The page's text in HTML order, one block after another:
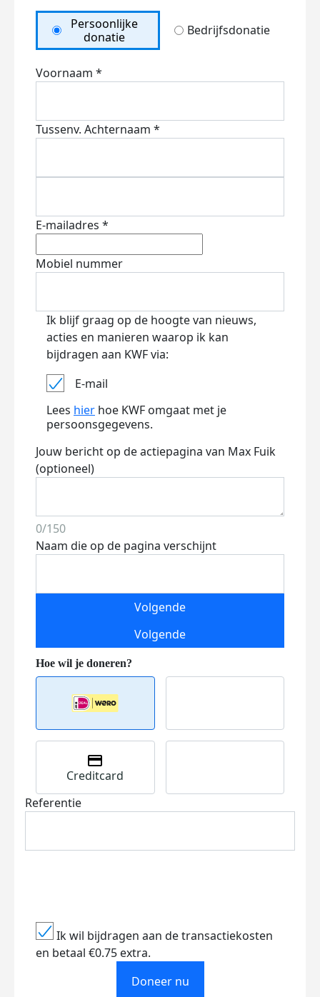
Persoonlijke
donatie
Bedrijfsdonatie
Voornaam *
Tussenv. Achternaam *
E-mailadres *
Mobiel nummer
Ik blijf graag op de hoogte van nieuws,
acties en manieren waarop ik kan
bijdragen aan KWF via:
E-mail
Lees hier hoe KWF omgaat met je
persoonsgegevens.
Jouw bericht op de actiepagina van Max Fuik
(optioneel)
0/150
Naam die op de pagina verschijnt
Volgende
Volgende
Creditcard
Referentie
Ik wil bijdragen aan de transactiekosten
en betaal €0.75 extra.
Doneer nu